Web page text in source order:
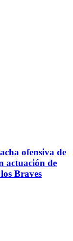
ofensiva de
actuación de
Braves